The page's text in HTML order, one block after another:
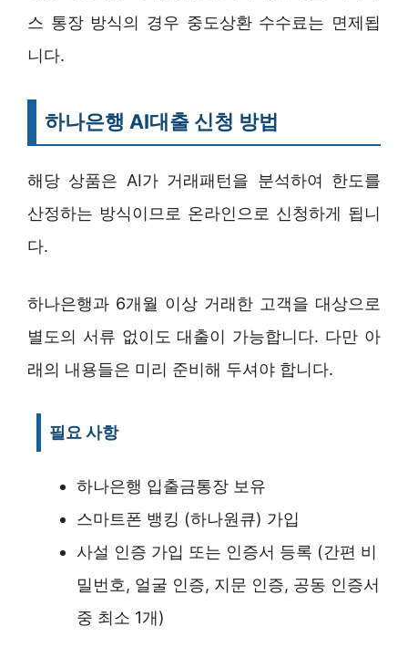
스 통장 방식의 경우 중도상환 수수료는 면제됩
니다.
하나은행 AI대출 신청 방법
해당 상품은 AI가 거래패턴을 분석하여 한도를
산정하는 방식이므로 온라인으로 신청하게 됩니
다.
하나은행과 6개월 이상 거래한 고객을 대상으로
별도의 서류 없이도 대출이 가능합니다. 다만 아
래의 내용들은 미리 준비해 두셔야 합니다.
필요 사항
하나은행 입출금통장 보유
스마트폰 뱅킹 (하나원큐) 가입
사설 인증 가입 또는 인증서 등록 (간편 비
밀번호, 얼굴 인증, 지문 인증, 공동 인증서
중 최소 1개)